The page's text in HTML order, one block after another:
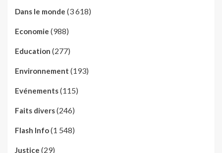
Dans le monde (3 618)
Economie (988)
Education (277)
Environnement (193)
Evénements(115)
Faits divers(246)
Flash Info(1 548)
Justice (29)